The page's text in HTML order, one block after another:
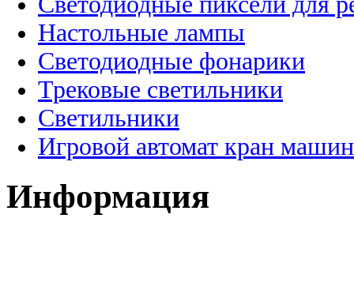
Настольные лампы
Светодиодные фонарики
Трековые светильники
Светильники
Игровой автомат кран
Информация